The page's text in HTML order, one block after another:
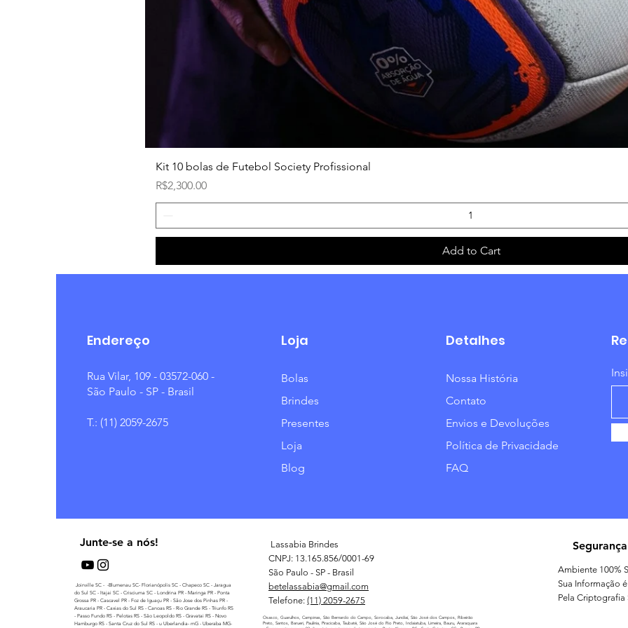
Kit 10 bolas de Futebol Society Profissional
Price
R$2,300.00
Add to Cart
Endereço
Rua Vilar, 109 - 03572-060 -
São Paulo - SP - Brasil
T.: (11) 2059-2675
Loja
Bolas
Brindes
Presentes
Loja
Blog
Detalhes
Nossa História
Contato
Envios e Devoluções
Política de Privacidade
FAQ
Junte-se a nós!
Joinville SC - -Blumenau SC- Florianópolis SC - Chapeco SC - Jaragua
do Sul SC - Itajai SC - Crisciuma SC - Londrina PR - Maringa PR - Ponta
Grossa PR - Cascavel PR - Foz de Iguaçu PR - São Jose dos Pinhas PR -
Araucaria PR - Caxias do Sul RS - Canoas RS - Rio Grande RS - Triunfo RS
- Passo Fundo RS - Pelotas RS - São Leopoldo RS - Gravatai RS - Novo
Hamburgo RS - Santa Cruz do Sul RS - u Uberlandia- mG - Uberaba MG-
Lassabia Brindes
CNPJ: 13.165.856/0001-69
São Paulo - SP - Brasil
betelassabia@gmail.com
Telefone: (11) 2059-2675
Osasco, Guarulhos, Campinas, São Bernardo do Campo, Sorocaba, Jundiaí, São José dos Campos, Ribeirão
Preto, Santos, Barueri, Paulínia, Piracicaba, Taubaté, São José do Rio Preto, Indaiatuba, Limeira, Bauru, Araraquara
Segurança
Ambiente 100%
Sua Informação
Pela Criptografia